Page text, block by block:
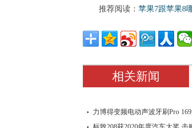
推荐阅读： 苹果7跟苹果8
相关新闻
力博得变频电动声波牙刷Pro